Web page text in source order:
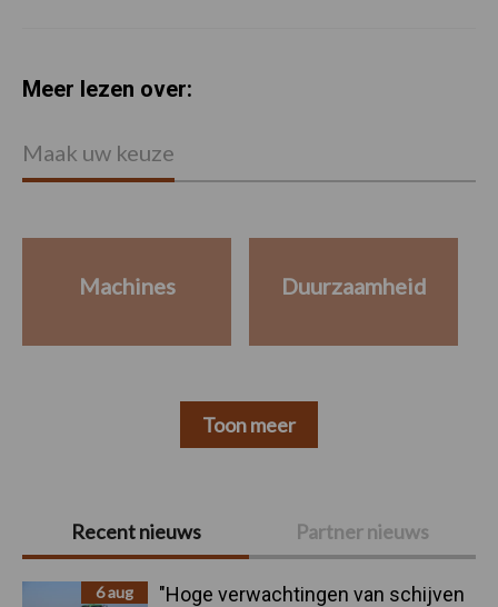
Primaire
Sidebar
Recent nieuws Partner nieuws
6 aug
"Hoge verwachtingen van schijven
Meer lezen over:
Maak uw keuze
Machines Duurzaamheid
Toon meer